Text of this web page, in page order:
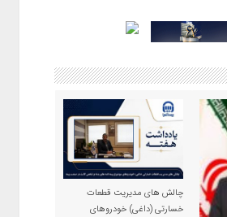
چالش های مدیریت قطعات
خسارتی (داغی) خودروهای